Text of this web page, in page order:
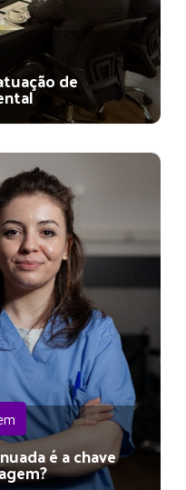
de
é a chave